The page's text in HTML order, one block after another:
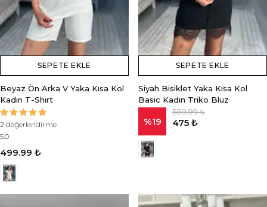
SEPETE EKLE
Beyaz Ön Arka V Yaka Kısa Kol
Kadın T-Shirt
2 değerlendirme
5.0
499.99 ₺
SEPETE EKLE
Siyah Bisiklet Yaka Kısa Kol
Basic Kadın Triko Bluz
%19
589.99 ₺
475 ₺